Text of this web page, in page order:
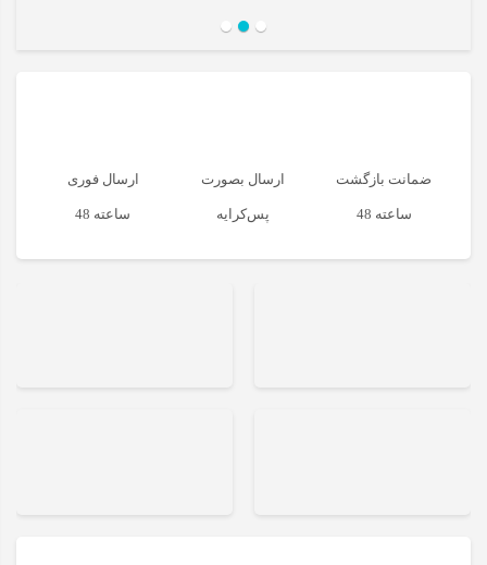
ارسال فوری
48 ساعته
ارسال بصورت
پس‌کرایه
ضمانت بازگشت
48 ساعته